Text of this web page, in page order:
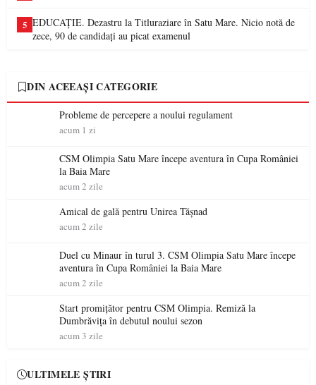
5 EDUCAȚIE. Dezastru la Titluraziare în Satu Mare. Nicio notă de
zece, 90 de candidați au picat examenul
DIN ACEEAȘI CATEGORIE
Probleme de percepere a noului regulament
acum 1 zi
CSM Olimpia Satu Mare începe aventura în Cupa României
la Baia Mare
acum 2 zile
Amical de gală pentru Unirea Tășnad
acum 2 zile
Duel cu Minaur în turul 3. CSM Olimpia Satu Mare începe
aventura în Cupa României la Baia Mare
acum 2 zile
Start promițător pentru CSM Olimpia. Remiză la
Dumbrăvița în debutul noului sezon
acum 3 zile
ULTIMELE ȘTIRI